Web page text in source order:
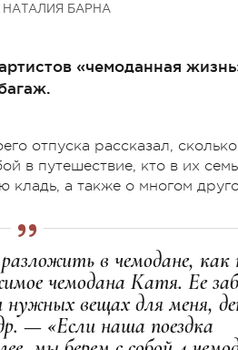
НАТАЛИЯ БАРНА
«чемоданная
отпуска рассказал,
в путешествие, кто в их
кладь, а также о многом
в чемодане, как
чемодана Катя. Ее
вещах для меня,
— «Если наша поездка